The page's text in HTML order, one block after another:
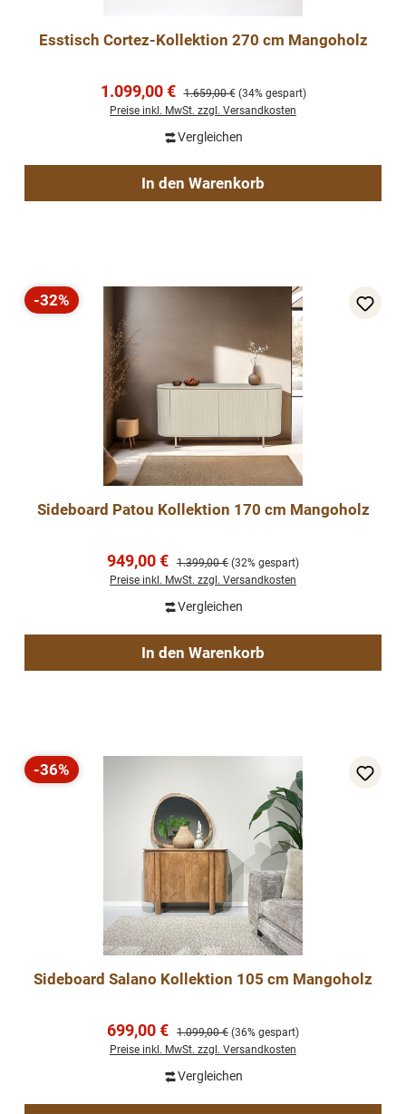
Esstisch Cortez-Kollektion 270 cm Mangoholz
Verkaufspreis:
1.099,00 € Regulärer Preis:
1.659,00 € (34% gespart)
Preise inkl. MwSt. zzgl. Versandkosten
Vergleichen
In den Warenkorb
Rabatt
-32%
Sideboard Patou Kollektion 170 cm Mangoholz
Verkaufspreis:
949,00 € Regulärer Preis:
1.399,00 € (32% gespart)
Preise inkl. MwSt. zzgl. Versandkosten
Vergleichen
In den Warenkorb
Rabatt
-36%
Sideboard Salano Kollektion 105 cm Mangoholz
Verkaufspreis:
699,00 € Regulärer Preis:
1.099,00 € (36% gespart)
Preise inkl. MwSt. zzgl. Versandkosten
Vergleichen